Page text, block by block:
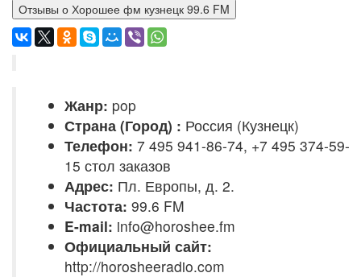
Отзывы о Хорошее фм кузнецк 99.6 FM
Жанр: pop
Страна (Город) : Россия (Кузнецк)
Телефон: 7 495 941-86-74, +7 495 374-59-
15 стол заказов
Адрес: Пл. Европы, д. 2.
Частота: 99.6 FM
E-mail: info@horoshee.fm
Официальный сайт:
http://horosheeradio.com